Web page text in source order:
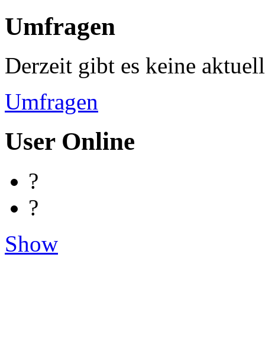
Umfragen
Derzeit gibt es keine
Umfragen
User Online
?
?
Show